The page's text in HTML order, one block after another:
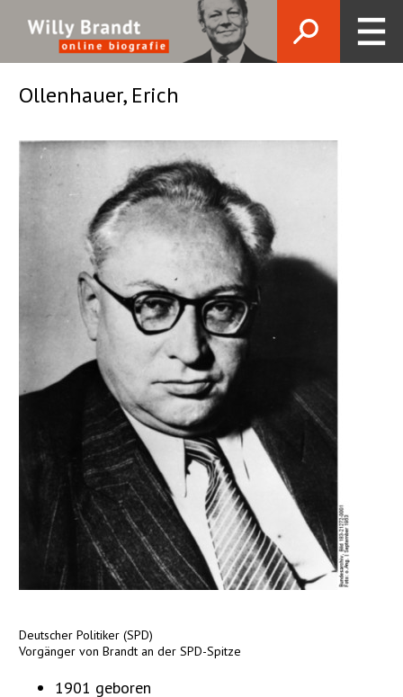
Ollenhauer, Erich
Deutscher Politiker (SPD)
Vorgänger von Brandt an der SPD-Spitze
1901 geboren